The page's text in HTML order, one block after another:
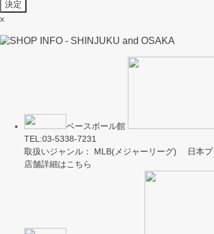
x
ベースボール館
TEL:03-5338-7231
取扱いジャンル： MLB(メジャーリーグ) 日本プ
店舗詳細はこちら